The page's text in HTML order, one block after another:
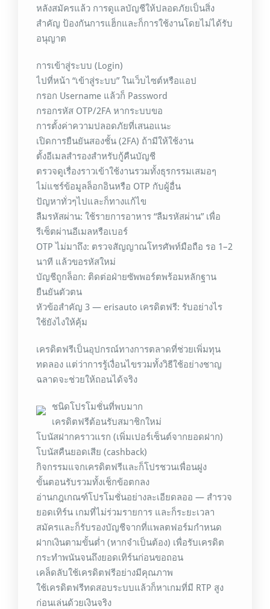
หลังสมัครแล้ว การดูแลบัญชีให้ปลอดภัยเป็นสิ่ง
สำคัญ ป้องกันการแฮ็กและก็การใช้งานโดยไม่ได้รับ
อนุญาต
การเข้าสู่ระบบ (Login)
ไปที่หน้า “เข้าสู่ระบบ” ในเว็บไซต์หรือแอป
กรอก Username แล้วก็ Password
กรอกรหัส OTP/2FA หากระบบขอ
การตั้งค่าความปลอดภัยที่เสนอแนะ
เปิดการยืนยันสองชั้น (2FA) ถ้ามีให้ใช้งาน
ตั้งอีเมลสำรองสำหรับกู้คืนบัญชี
ตรวจดูเรื่องราวเข้าใช้งานรวมทั้งธุรกรรมเสมอๆ
ไม่แชร์ข้อมูลล็อกอินหรือ OTP กับผู้อื่น
ปัญหาทั่วๆไปและก็ทางแก้ไข
ลืมรหัสผ่าน: ใช้รายการอาหาร “ลืมรหัสผ่าน” เพื่อ
รีเซ็ตผ่านอีเมลหรือเบอร์
OTP ไม่มาถึง: ตรวจสัญญาณโทรศัพท์มือถือ รอ 1–2
นาที แล้วขอรหัสใหม่
บัญชีถูกล็อก: ติดต่อฝ่ายซัพพอร์ตพร้อมหลักฐาน
ยืนยันตัวตน
หัวข้อสำคัญ 3 — erisauto เครดิตฟรี: รับอย่างไร
ใช้ยังไงให้คุ้ม
เครดิตฟรีเป็นอุปกรณ์ทางการตลาดที่ช่วยเพิ่มทุน
ทดลอง แต่ว่าการรู้เงื่อนไขรวมทั้งวิธีใช้อย่างชาญ
ฉลาดจะช่วยให้ถอนได้จริง
ชนิดโปรโมชั่นที่พบมาก
เครดิตฟรีต้อนรับสมาชิกใหม่
โบนัสฝากคราวแรก (เพิ่มเปอร์เซ็นต์จากยอดฝาก)
โบนัสคืนยอดเสีย (cashback)
กิจกรรมแจกเครดิตฟรีและก็โปรชวนเพื่อนฝูง
ขั้นตอนรับรวมทั้งเช็กข้อตกลง
อ่านกฎเกณฑ์โปรโมชั่นอย่างละเอียดลออ — สำรวจ
ยอดเทิร์น เกมที่ไม่ร่วมรายการ และก็ระยะเวลา
สมัครและก็รับรองบัญชีจากที่แพลตฟอร์มกำหนด
ฝากเงินตามขั้นต่ำ (หากจำเป็นต้อง) เพื่อรับเครดิต
กระทำพนันจนถึงยอดเทิร์นก่อนขอถอน
เคล็ดลับใช้เครดิตฟรีอย่างมีคุณภาพ
ใช้เครดิตฟรีทดสอบระบบแล้วก็หาเกมที่มี RTP สูง
ก่อนเล่นด้วยเงินจริง